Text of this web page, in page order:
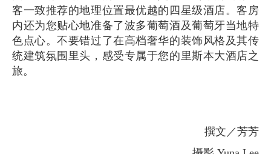
客一致推荐的地理位置最优越的四星级酒店。客房
内还为您贴心地准备了波多葡萄酒及葡萄牙当地特
色点心。不要错过了在高档奢华的装饰风格及其传
统建筑氛围里头，感受专属于您的里斯本大酒店之
旅。
撰文／芳芳